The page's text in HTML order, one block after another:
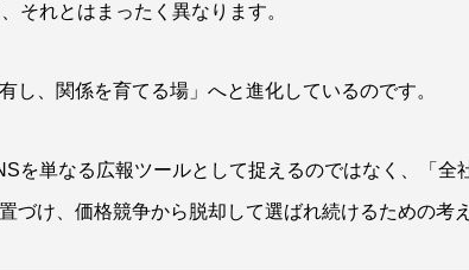
それとはまったく異なります。
し、関係を育てる場」へと進化しているのです。
を単なる広報ツールとして捉えるのではなく、「全
づけ、価格競争から脱却して選ばれ続けるための考